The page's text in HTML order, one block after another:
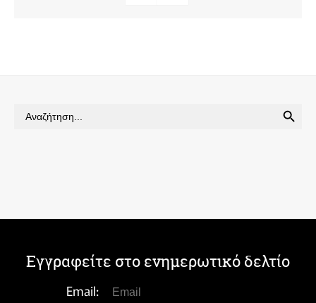
Search
for:
Εγγραφείτε στο ενημερωτικό δελτίο
Email: